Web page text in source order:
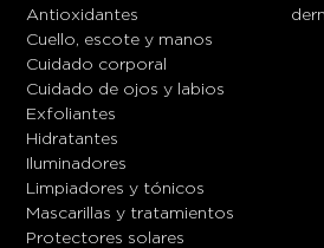
Antioxidantes
Cuello, escote y manos
Cuidado corporal
Cuidado de ojos y labios
Exfoliantes
Hidratantes
Iluminadores
Limpiadores y tónicos
Mascarillas y tratamientos
Protectores solares